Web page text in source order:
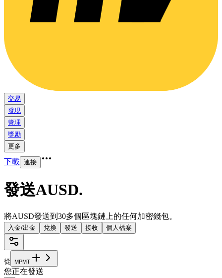
交易
發現
管理
獎勵
更多
下載 連接
發送AUSD.
將AUSD發送到30多個區塊鏈上的任何加密錢包。
入金/出金 兌換 發送 接收 個人檔案
從 MPMT
您正在發送